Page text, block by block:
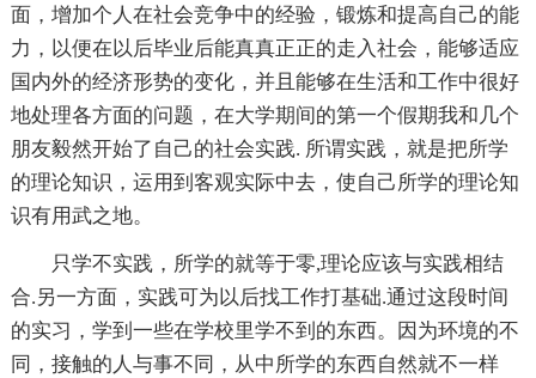
面，增加个人在社会竞争中的经验，锻炼和提高自己的能
力，以便在以后毕业后能真真正正的走入社会，能够适应
国内外的经济形势的变化，并且能够在生活和工作中很好
地处理各方面的问题，在大学期间的第一个假期我和几个
朋友毅然开始了自己的社会实践. 所谓实践，就是把所学
的理论知识，运用到客观实际中去，使自己所学的理论知
识有用武之地。
只学不实践，所学的就等于零,理论应该与实践相结
合.另一方面，实践可为以后找工作打基础.通过这段时间
的实习，学到一些在学校里学不到的东西。因为环境的不
同，接触的人与事不同，从中所学的东西自然就不一样